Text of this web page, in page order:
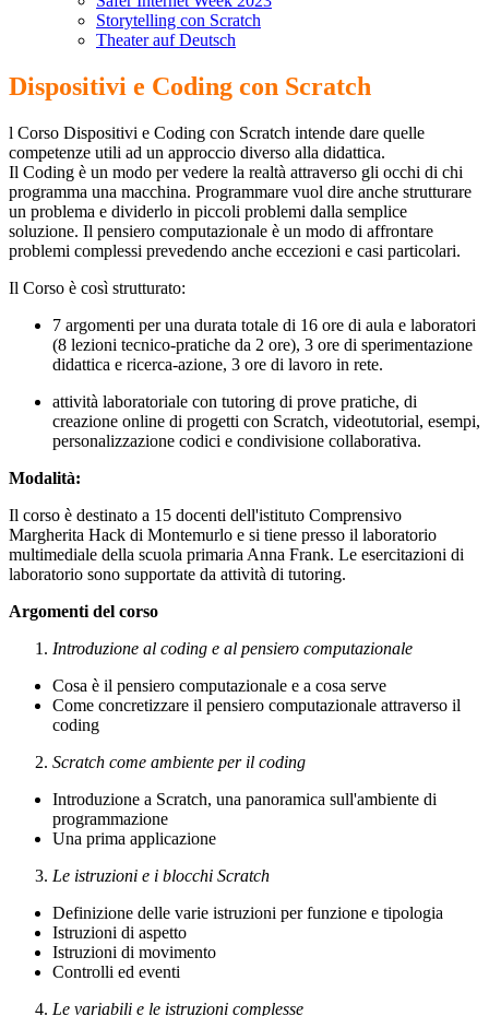
Storytelling con Scratch
Theater auf Deutsch
Dispositivi e Coding con Scratch
l Corso Dispositivi e Coding con Scratch intende dare quelle
competenze utili ad un approccio diverso alla didattica.
Il Coding è un modo per vedere la realtà attraverso gli occhi di chi
programma una macchina. Programmare vuol dire anche strutturare
un problema e dividerlo in piccoli problemi dalla semplice
soluzione. Il pensiero computazionale è un modo di affrontare
problemi complessi prevedendo anche eccezioni e casi particolari.
Il Corso è così strutturato:
7 argomenti per una durata totale di 16 ore di aula e laboratori
(8 lezioni tecnico-pratiche da 2 ore), 3 ore di sperimentazione
didattica e ricerca-azione, 3 ore di lavoro in rete.
attività laboratoriale con tutoring di prove pratiche, di
creazione online di progetti con Scratch, videotutorial, esempi,
personalizzazione codici e condivisione collaborativa.
Modalità:
Il corso è destinato a 15 docenti dell'istituto Comprensivo
Margherita Hack di Montemurlo e si tiene presso il laboratorio
multimediale della scuola primaria Anna Frank. Le esercitazioni di
laboratorio sono supportate da attività di tutoring.
Argomenti del corso
Introduzione al coding e al pensiero computazionale
Cosa è il pensiero computazionale e a cosa serve
Come concretizzare il pensiero computazionale attraverso il
coding
Scratch come ambiente per il coding
Introduzione a Scratch, una panoramica sull'ambiente di
programmazione
Una prima applicazione
Le istruzioni e i blocchi Scratch
Definizione delle varie istruzioni per funzione e tipologia
Istruzioni di aspetto
Istruzioni di movimento
Controlli ed eventi
Le variabili e le istruzioni complesse